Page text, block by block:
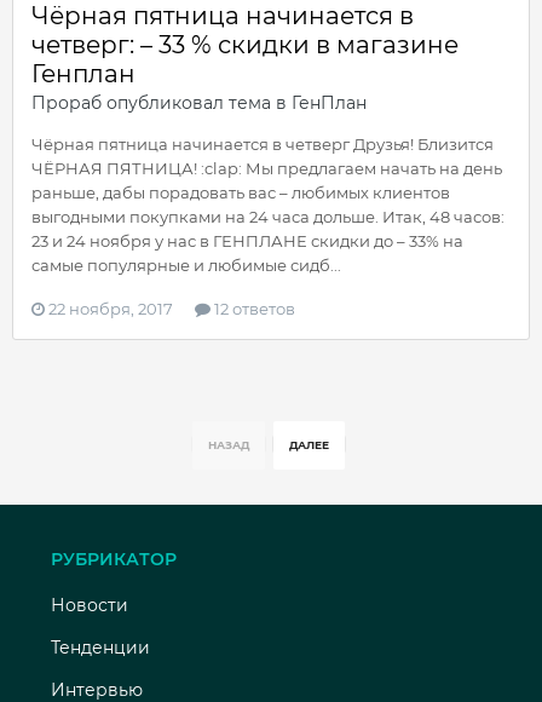
Чёрная пятница начинается в
четверг: – 33 % скидки в магазине
Генплан
Прораб опубликовал тема в ГенПлан
Чёрная пятница начинается в четверг Друзья! Близится
ЧЁРНАЯ ПЯТНИЦА! :clap: Мы предлагаем начать на день
раньше, дабы порадовать вас – любимых клиентов
выгодными покупками на 24 часа дольше. Итак, 48 часов:
23 и 24 ноября у нас в ГЕНПЛАНЕ скидки до – 33% на
самые популярные и любимые сидб...
22 ноября, 2017 12 ответов
НАЗАД ДАЛЕЕ
РУБРИКАТОР
Новости
Тенденции
Интервью